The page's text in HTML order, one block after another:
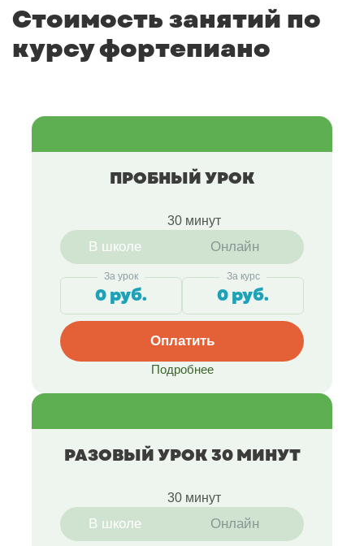
Стоимость занятий по
курсу фортепиано
ПРОБНЫЙ УРОК
30 минут
В школе Онлайн
За урок
0 руб.
За курс
0 руб.
Оплатить
Подробнее
РАЗОВЫЙ УРОК 30 МИНУТ
30 минут
В школе Онлайн